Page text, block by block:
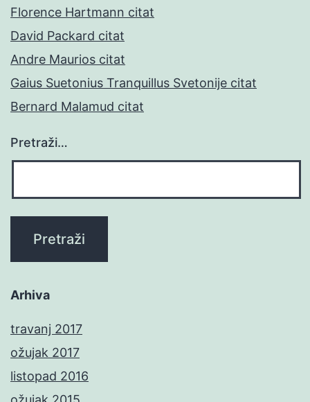
Florence Hartmann citat
David Packard citat
Andre Maurios citat
Gaius Suetonius Tranquillus Svetonije citat
Bernard Malamud citat
Pretraži…
Arhiva
travanj 2017
ožujak 2017
listopad 2016